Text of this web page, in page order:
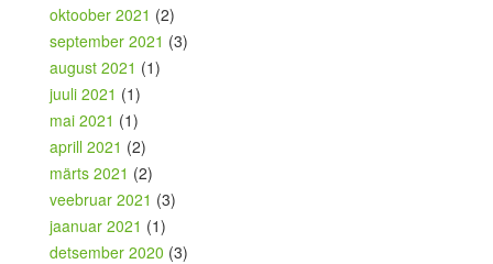
oktoober 2021 (2)
september 2021 (3)
august 2021 (1)
juuli 2021 (1)
mai 2021 (1)
aprill 2021 (2)
märts 2021 (2)
veebruar 2021 (3)
jaanuar 2021 (1)
detsember 2020 (3)